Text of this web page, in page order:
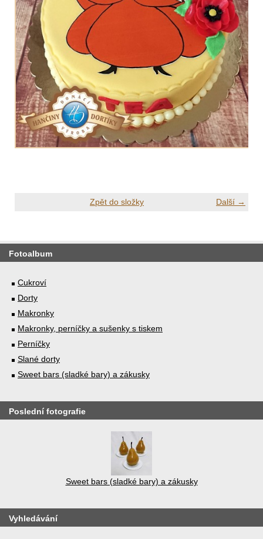
Další →
Zpět do složky
Fotoalbum
Cukroví
Dorty
Makronky
Makronky, perníčky a sušenky s tiskem
Perníčky
Slané dorty
Sweet bars (sladké bary) a zákusky
Poslední fotografie
Sweet bars (sladké bary) a zákusky
Vyhledávání